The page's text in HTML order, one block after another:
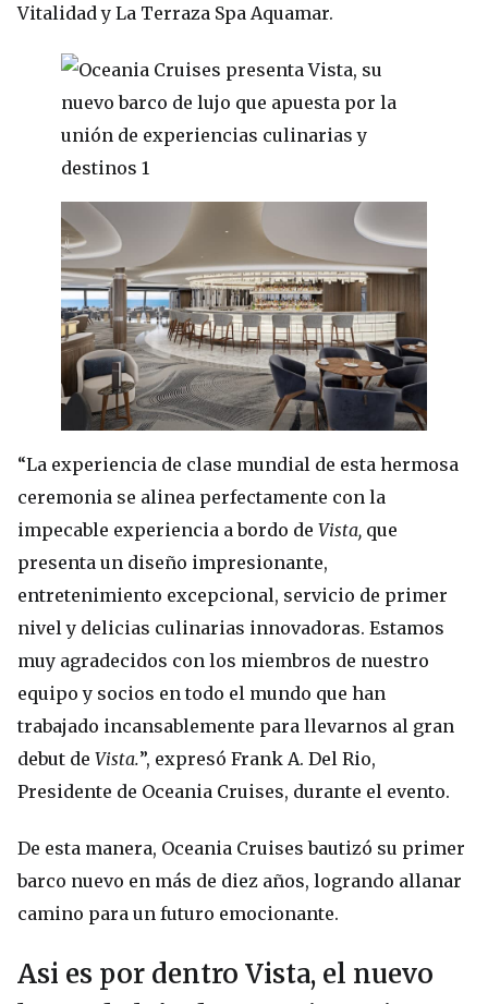
Vitalidad y La Terraza Spa Aquamar.
“La experiencia de clase mundial de esta hermosa
ceremonia se alinea perfectamente con la
impecable experiencia a bordo de Vista, que
presenta un diseño impresionante,
entretenimiento excepcional, servicio de primer
nivel y delicias culinarias innovadoras. Estamos
muy agradecidos con los miembros de nuestro
equipo y socios en todo el mundo que han
trabajado incansablemente para llevarnos al gran
debut de Vista.”, expresó Frank A. Del Rio,
Presidente de Oceania Cruises, durante el evento.
De esta manera, Oceania Cruises bautizó su primer
barco nuevo en más de diez años, logrando allanar
camino para un futuro emocionante.
Asi es por dentro Vista, el nuevo